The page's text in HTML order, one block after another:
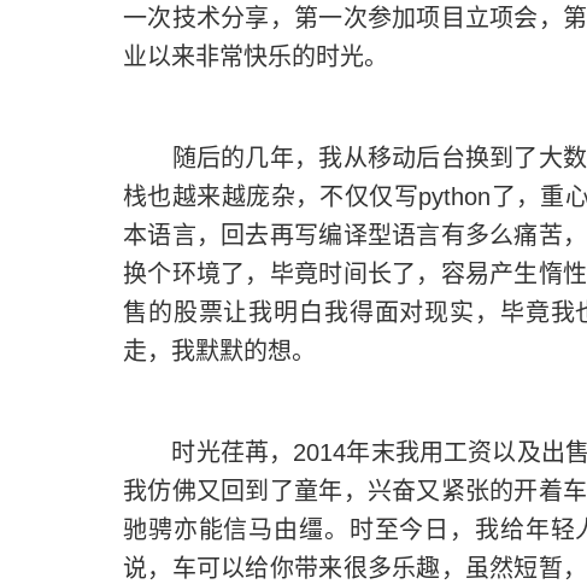
一次技术分享，第一次参加项目立项会，
业以来非常快乐的时光。
随后的几年，我从移动后台换到了大数
栈也越来越庞杂，不仅仅写python了，重
本语言，回去再写编译型语言有多么痛苦
换个环境了，毕竟时间长了，容易产生惰
售的股票让我明白我得面对现实，毕竟
走，我默默的想。
时光荏苒， 2014年末我用工资以及出
我仿佛又回到了童年，兴奋又紧张的开着
驰骋亦能信马由缰。时至今日，我给年
说，车可以给你带来很多乐趣，虽然短暂